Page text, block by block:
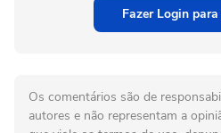
Fazer Login
Os comentários são de
autores e não representam a